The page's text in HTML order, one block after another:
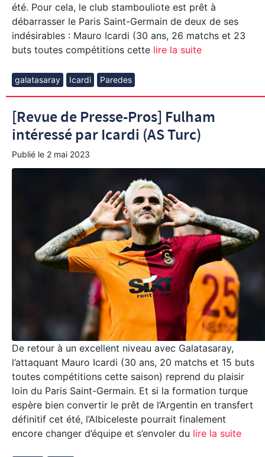
été. Pour cela, le club stambouliote est prêt à
débarrasser le Paris Saint-Germain de deux de ses
indésirables : Mauro Icardi (30 ans, 26 matchs et 23
buts toutes compétitions cette lire la suite
galatasaray Icardi Paredes
[Revue de Presse-Pros] Fulham
intéressé par Icardi (AS Turc)
Publié le 2 mai 2023
De retour à un excellent niveau avec Galatasaray,
l’attaquant Mauro Icardi (30 ans, 20 matchs et 15 buts
toutes compétitions cette saison) reprend du plaisir
loin du Paris Saint-Germain. Et si la formation turque
espère bien convertir le prêt de l’Argentin en transfert
définitif cet été, l’Albiceleste pourrait finalement
encore changer d’équipe et s’envoler du lire la suite